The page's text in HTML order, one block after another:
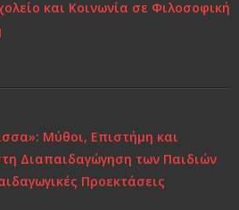
και Κοινωνία σε Φιλοσοφική
Διαπαιδαγώγηση των Παιδιών
Προεκτάσεις